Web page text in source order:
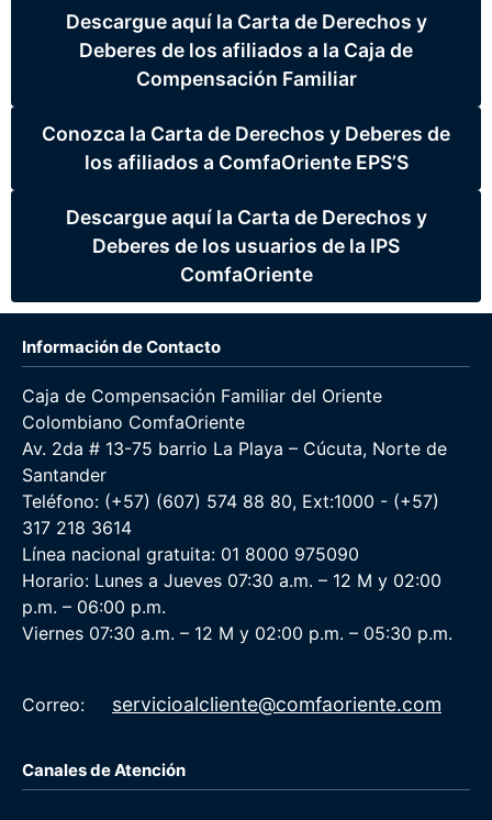
Descargue aquí la Carta de Derechos y
Deberes de los afiliados a la Caja de
Compensación Familiar
Conozca la Carta de Derechos y Deberes de
los afiliados a ComfaOriente EPS’S
Descargue aquí la Carta de Derechos y
Deberes de los usuarios de la IPS
ComfaOriente
Información de Contacto
Caja de Compensación Familiar del Oriente
Colombiano ComfaOriente
Av. 2da # 13-75 barrio La Playa – Cúcuta, Norte de
Santander
Teléfono: (+57) (607) 574 88 80, Ext:1000 - (+57)
317 218 3614
Línea nacional gratuita: 01 8000 975090
Horario: Lunes a Jueves 07:30 a.m. – 12 M y 02:00
p.m. – 06:00 p.m.
Viernes 07:30 a.m. – 12 M y 02:00 p.m. – 05:30 p.m.
Correo: servicioalcliente@comfaoriente.com
Canales de Atención